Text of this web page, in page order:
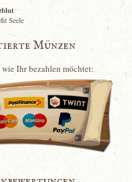
Seele
Münzen
Ihr bezahlen möchtet: